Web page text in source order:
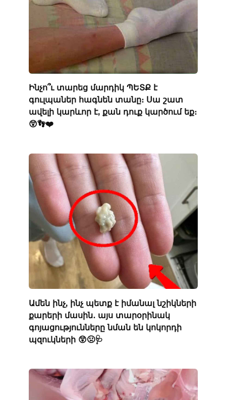
Ինչո՞ւ տարեց մարդիկ ՊԵՏՔ է
գուլպաներ հագնեն տանը։ Սա շատ
ավելի կարևոր է, քան դուք կարծում եք։
😲👣❤️
Ամեն ինչ, ինչ պետք է իմանալ նշիկների
քարերի մասին․ այս տարօրինակ
գոյացությունները նման են կոկորդի
պզուկների 😲🤢🩺